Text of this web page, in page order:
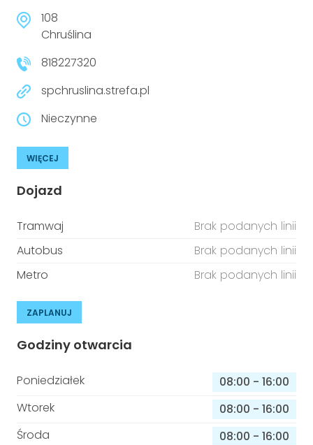
108
Chruślina
818227320
spchruslina.strefa.pl
Nieczynne
WIĘCEJ
Dojazd
Tramwaj
Brak podanych linii
Autobus
Brak podanych linii
Metro
Brak podanych linii
ZAPLANUJ
Godziny otwarcia
Poniedziałek 08:00 - 16:00
Wtorek
08:00 - 16:00
Środa
08:00 - 16:00